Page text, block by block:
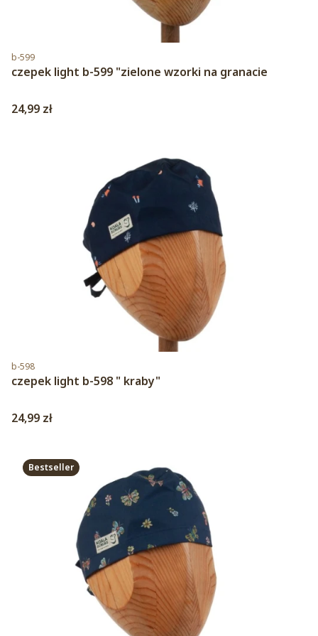
Kod produktu
b-599
czepek light b-599 "zielone wzorki na granacie
Cena
24,99 zł
Kod produktu
b-598
czepek light b-598 " kraby"
Cena
24,99 zł
Bestseller